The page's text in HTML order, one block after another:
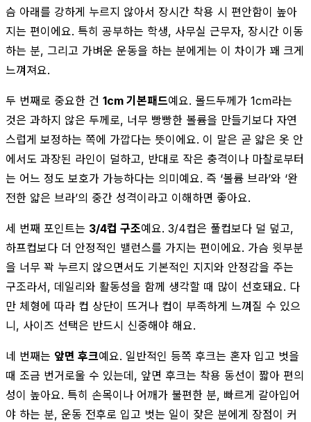
슴 아래를 강하게 누르지 않아서 장시간 착용 시 편안함이 높아
지는 편이에요. 특히 공부하는 학생, 사무실 근무자, 장시간 이동
하는 분, 그리고 가벼운 운동을 하는 분에게는 이 차이가 꽤 크게
느껴져요.
두 번째로 중요한 건 1cm 기본패드예요. 몰드두께가 1cm라는
것은 과하지 않은 두께로, 너무 빵빵한 볼륨을 만들기보다 자연
스럽게 보정하는 쪽에 가깝다는 뜻이에요. 이 말은 곧 얇은 옷 안
에서도 과장된 라인이 덜하고, 반대로 작은 충격이나 마찰로부터
는 어느 정도 보호가 가능하다는 의미예요. 즉 ‘볼륨 브라’와 ‘완
전한 얇은 브라’의 중간 성격이라고 이해하면 좋아요.
세 번째 포인트는 3/4컵 구조예요. 3/4컵은 풀컵보다 덜 덮고,
하프컵보다 더 안정적인 밸런스를 가지는 편이에요. 가슴 윗부분
을 너무 꽉 누르지 않으면서도 기본적인 지지와 안정감을 주는
구조라서, 데일리와 활동성을 함께 생각할 때 많이 선호돼요. 다
만 체형에 따라 컵 상단이 뜨거나 컵이 부족하게 느껴질 수 있으
니, 사이즈 선택은 반드시 신중해야 해요.
네 번째는 앞면 후크예요. 일반적인 등쪽 후크는 혼자 입고 벗을
때 조금 번거로울 수 있는데, 앞면 후크는 착용 동선이 짧아 편의
성이 높아요. 특히 손목이나 어깨가 불편한 분, 빠르게 갈아입어
야 하는 분, 운동 전후로 입고 벗는 일이 잦은 분에게 장점이 커